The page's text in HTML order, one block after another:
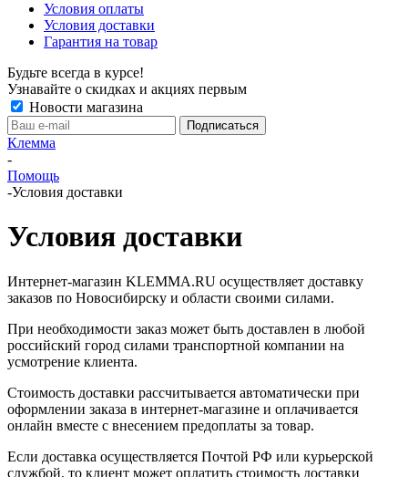
Условия оплаты
Условия доставки
Гарантия на товар
Будьте всегда в курсе!
Узнавайте о скидках и акциях первым
Новости магазина
Клемма
-
Помощь
-Условия доставки
Условия доставки
Интернет-магазин KLEMMA.RU осуществляет доставку
заказов по Новосибирску и области своими силами.
При необходимости заказ может быть доставлен в любой
российский город силами транспортной компании на
усмотрение клиента.
Стоимость доставки рассчитывается автоматически при
оформлении заказа в интернет-магазине и оплачивается
онлайн вместе с внесением предоплаты за товар.
Если доставка осуществляется Почтой РФ или курьерской
службой, то клиент может оплатить стоимость доставки